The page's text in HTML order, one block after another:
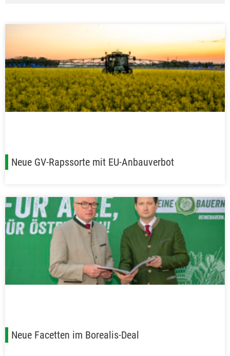
Neue GV-Rapssorte mit EU-Anbauverbot
Neue Facetten im Borealis-Deal